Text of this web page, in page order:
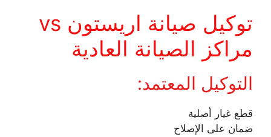
توكيل صيانة اريستون vs
مراكز الصيانة العادية
التوكيل المعتمد:
قطع غيار أصلية
ضمان على الإصلاح